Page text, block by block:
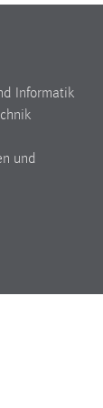
Informatik
und